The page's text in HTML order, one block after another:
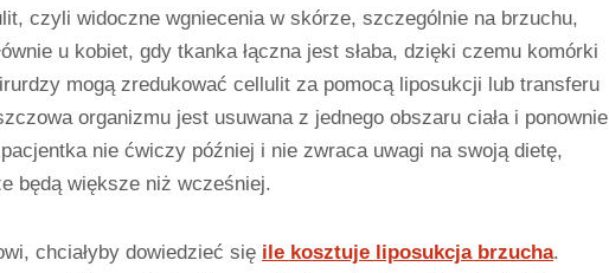
czyli widoczne wgniecenia w skórze, szczególnie na brzuchu,
u kobiet, gdy tkanka łączna jest słaba, dzięki czemu komórki
mogą zredukować cellulit za pomocą liposukcji lub transferu
organizmu jest usuwana z jednego obszaru ciała i ponownie
nie ćwiczy później i nie zwraca uwagi na swoją dietę,
będą większe niż wcześniej.
chciałyby dowiedzieć się ile kosztuje liposukcja brzucha.